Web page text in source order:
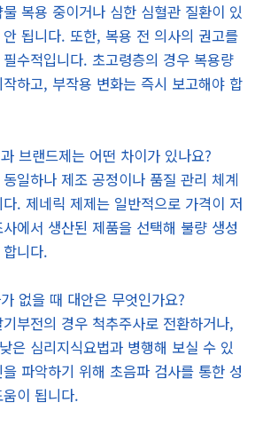
복용 중이거나 심한 심혈관 질환이 있
됩니다. 또한, 복용 전 의사의 권고를
수적입니다. 초고령층의 경우 복용량
하고, 부작용 변화는 즉시 보고해야 합
브랜드제는 어떤 차이가 있나요?
일하나 제조 공정이나 품질 관리 체계
. 제네릭 제제는 일반적으로 가격이 저
에서 생산된 제품을 선택해 불량 생성
니다.
없을 때 대안은 무엇인가요?
부전의 경우 척추주사로 전환하거나,
은 심리지식요법과 병행해 보실 수 있
파악하기 위해 초음파 검사를 통한 성
이 됩니다.